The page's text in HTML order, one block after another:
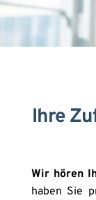
Ihre
Wir hören
haben Sie